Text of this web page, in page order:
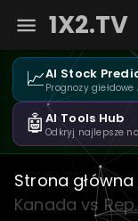
1X2.TV
📈AI Stock
Prognozy giełdowe
🤖AI Tools Hub
Odkryj najlepsze
Strona główna
Kanada vs